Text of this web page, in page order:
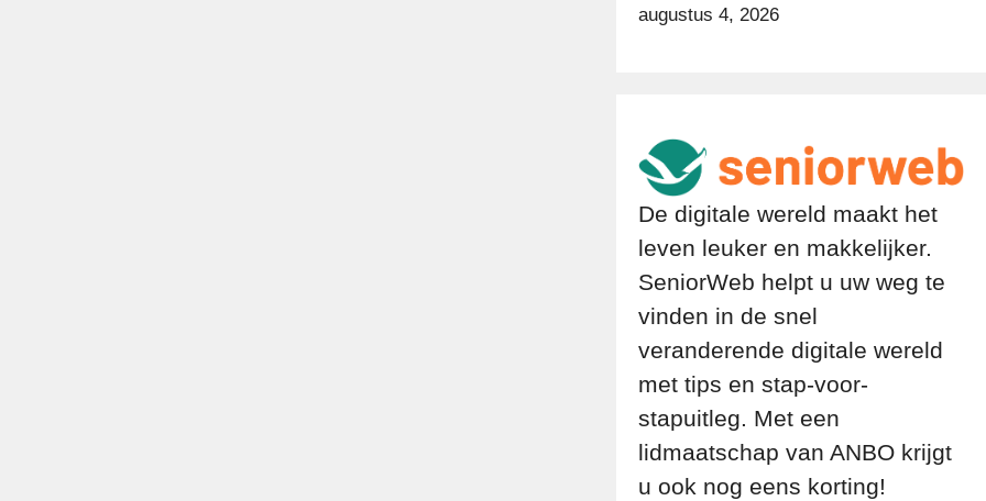
augustus 4, 2026
De digitale wereld maakt het
leven leuker en makkelijker.
SeniorWeb helpt u uw weg te
vinden in de snel
veranderende digitale wereld
met tips en stap-voor-
stapuitleg. Met een
lidmaatschap van ANBO krijgt
u ook nog eens korting!